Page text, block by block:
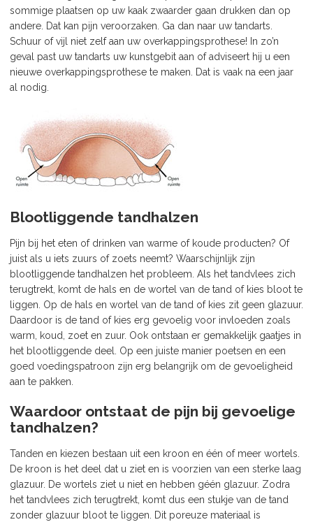
sommige plaatsen op uw kaak zwaarder gaan drukken dan op
andere. Dat kan pijn veroorzaken. Ga dan naar uw tandarts.
Schuur of vijl niet zelf aan uw overkappingsprothese! In zo’n
geval past uw tandarts uw kunstgebit aan of adviseert hij u een
nieuwe overkappingsprothese te maken. Dat is vaak na een jaar
al nodig.
Blootliggende tandhalzen
Pijn bij het eten of drinken van warme of koude producten? Of
juist als u iets zuurs of zoets neemt? Waarschijnlijk zijn
blootliggende tandhalzen het probleem. Als het tandvlees zich
terugtrekt, komt de hals en de wortel van de tand of kies bloot te
liggen. Op de hals en wortel van de tand of kies zit geen glazuur.
Daardoor is de tand of kies erg gevoelig voor invloeden zoals
warm, koud, zoet en zuur. Ook ontstaan er gemakkelijk gaatjes in
het blootliggende deel. Op een juiste manier poetsen en een
goed voedingspatroon zijn erg belangrijk om de gevoeligheid
aan te pakken.
Waardoor ontstaat de pijn bij gevoelige
tandhalzen?
Tanden en kiezen bestaan uit een kroon en één of meer wortels.
De kroon is het deel dat u ziet en is voorzien van een sterke laag
glazuur. De wortels ziet u niet en hebben géén glazuur. Zodra
het tandvlees zich terugtrekt, komt dus een stukje van de tand
zonder glazuur bloot te liggen. Dit poreuze materiaal is